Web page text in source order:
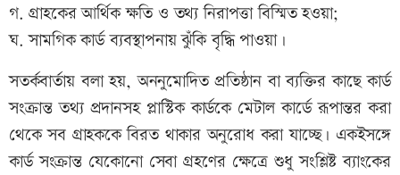
গ. গ্রাহকের আর্থিক ক্ষতি ও তথ্য নিরাপত্তা বিস্মিত হওয়া;
ঘ. সামগিক কার্ড ব্যবস্থাপনায় ঝুঁকি বৃদ্ধি পাওয়া।
সতর্কবার্তায় বলা হয়, অননুমোদিত প্রতিষ্ঠান বা ব্যক্তির কাছে কার্ড
সংক্রান্ত তথ্য প্রদানসহ প্লাস্টিক কার্ডকে মেটাল কার্ডে রূপান্তর করা
থেকে সব গ্রাহককে বিরত থাকার অনুরোধ করা যাচ্ছে। একইসঙ্গে
কার্ড সংক্রান্ত যেকোনো সেবা গ্রহণের ক্ষেত্রে শুধু সংশ্লিষ্ট ব্যাংকের